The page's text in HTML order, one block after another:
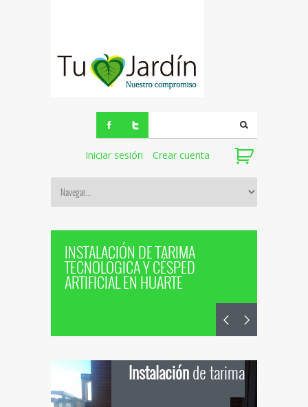
Iniciar sesión Crear cuenta
INSTALACIÓN DE TARIMA
TECNOLÓGICA Y CÉSPED
ARTIFICIAL EN HUARTE
Instalaciónde tarima